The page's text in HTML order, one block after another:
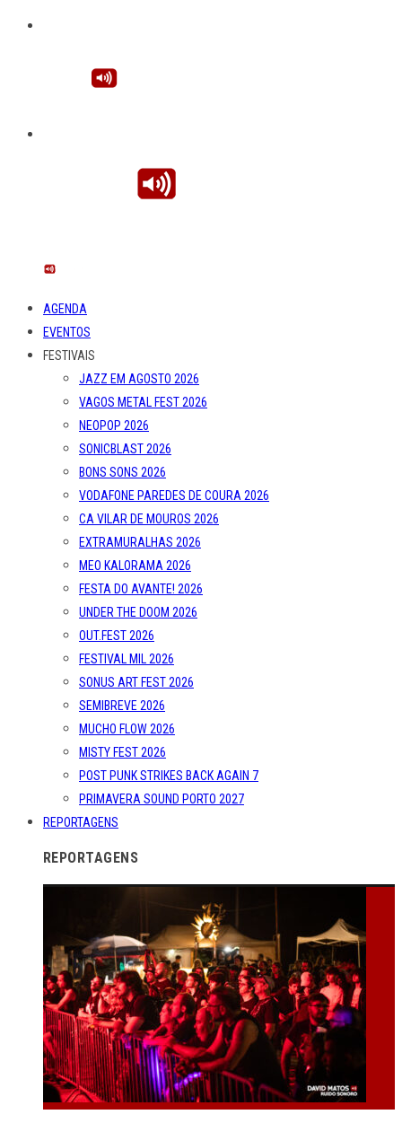
AGENDA
EVENTOS
FESTIVAIS
JAZZ EM AGOSTO 2026
VAGOS METAL FEST 2026
NEOPOP 2026
SONICBLAST 2026
BONS SONS 2026
VODAFONE PAREDES DE COURA 2026
CA VILAR DE MOUROS 2026
EXTRAMURALHAS 2026
MEO KALORAMA 2026
FESTA DO AVANTE! 2026
UNDER THE DOOM 2026
OUT.FEST 2026
FESTIVAL MIL 2026
SONUS ART FEST 2026
SEMIBREVE 2026
MUCHO FLOW 2026
MISTY FEST 2026
POST PUNK STRIKES BACK AGAIN 7
PRIMAVERA SOUND PORTO 2027
REPORTAGENS
REPORTAGENS